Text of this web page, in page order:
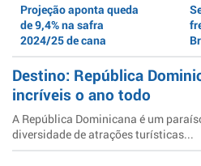
Projeção aponta queda
de 9,4% na safra
2024/25 de cana
Destino: República
incríveis o ano todo
A República Dominicana é um
diversidade de atrações turísticas...